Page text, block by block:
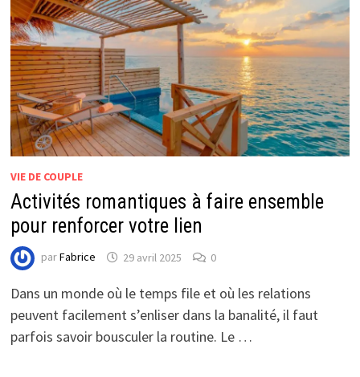
VIE DE COUPLE
Activités romantiques à faire ensemble
pour renforcer votre lien
parFabrice 29 avril 2025 0
Dans un monde où le temps file et où les relations
peuvent facilement s’enliser dans la banalité, il faut
parfois savoir bousculer la routine. Le …